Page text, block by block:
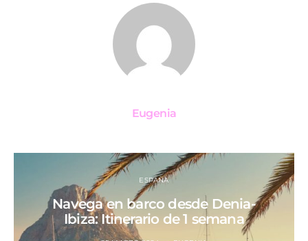
Eugenia
ESPAÑA
Navega en barco desde Denia-
Ibiza: Itinerario de 1 semana